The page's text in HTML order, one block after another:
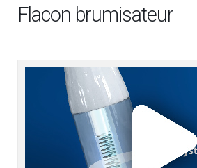
Flacon brumisateur